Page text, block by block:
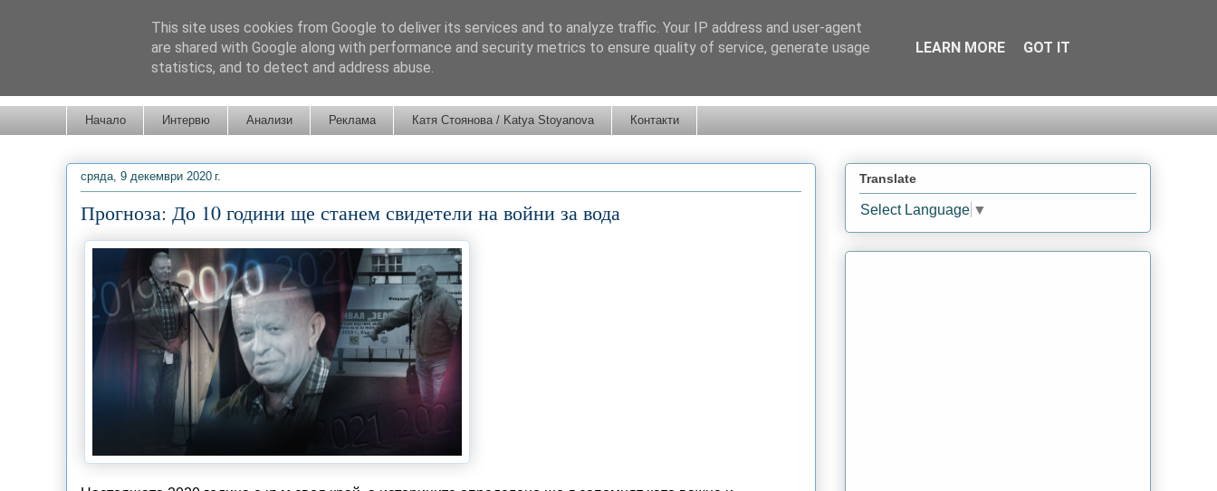
Начало Интервю Анализи Реклама Катя Стоянова / Katya Stoyanova Контакти
сряда, 9 декември 2020 г.
Прогноза: До 10 години ще станем свидетели на войни за вода
Translate
Select Language ▼
This site uses cookies from Google to deliver its services and to analyze traffic. Your IP address and user-agent
are shared with Google along with performance and security metrics to ensure quality of service, generate usage
statistics, and to detect and address abuse.
LEARN MORE GOT IT